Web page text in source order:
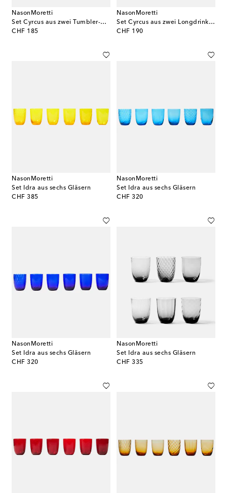
NasonMoretti
Set Cyrcus aus zwei Tumbler-Gläsern
CHF 185
original price
NasonMoretti
Set Cyrcus aus zwei Longdrinkgläsern
CHF 190
original price
NasonMoretti
Set Idra aus sechs Gläsern
CHF 385
original price
NasonMoretti
Set Idra aus sechs Gläsern
CHF 320
original price
NasonMoretti
Set Idra aus sechs Gläsern
CHF 320
original price
NasonMoretti
Set Idra aus sechs Gläsern
CHF 335
original price